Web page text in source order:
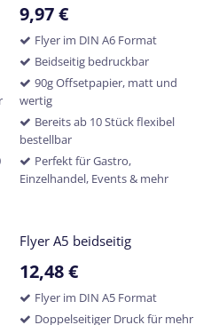
9,97€
Flyer im DIN A6 Format
Beidseitig bedruckbar
90g Offsetpapier, matt und
wertig
Bereits ab 10 Stück flexibel
bestellbar
Perfekt für Gastro,
Einzelhandel, Events & mehr
Flyer A5 beidseitig
12,48€
Flyer im DIN A5 Format
Doppelseitiger Druck für mehr